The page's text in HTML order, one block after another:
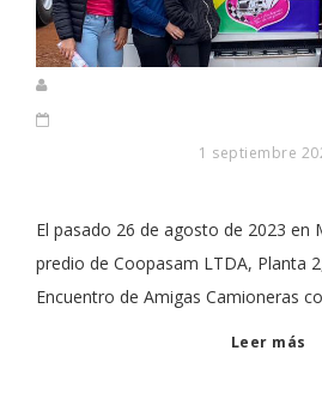
1 septiembre
El pasado 26 de agosto de 2023 en
predio de Coopasam LTDA, Planta
Encuentro de Amigas Camioneras
Leer más